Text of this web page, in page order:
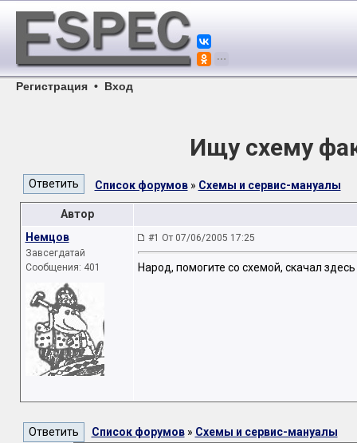
Регистрация • Вход
Ищу схему
Список форумов» Схемы и сервис-мануалы
Автор
Немцов
Завсегдатай
Сообщения: 401
#1 От 07/06/2005 17:25
Народ, помогите со схемой, скачал
Список форумов» Схемы и сервис-мануалы